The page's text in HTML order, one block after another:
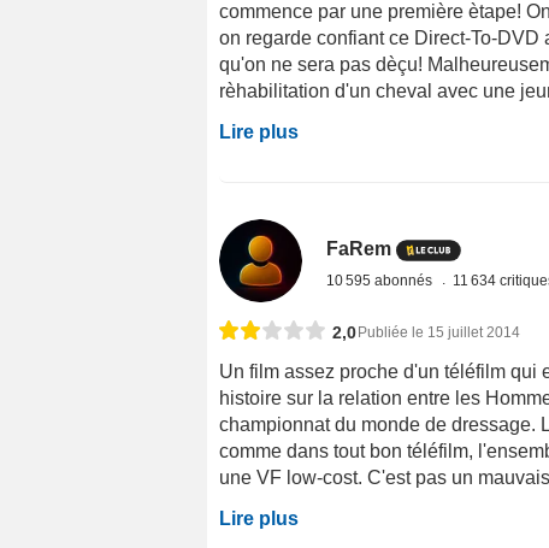
commence par une première ètape!
on regarde confiant ce Direct-To-
qu'on ne sera pas dèçu!
rèhabilitation d'un cheval avec une
Lire plus
FaRem
10 595 abonnés 11 634
2,0Publiée le 15 juillet 2014
Un film assez proche d'un téléfilm qui
histoire sur la relation entre les
championnat du monde de dressage.
comme dans tout bon téléfilm,
une VF low-cost. C'est pas un
Lire plus